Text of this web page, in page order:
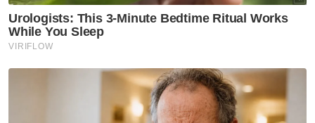
Artikel Disyorkan